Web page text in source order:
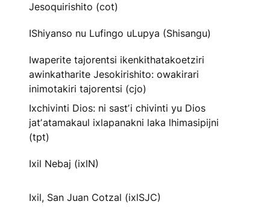
Jesoquirishito (cot)
IShiyanso nu Lufingo uLupya (Shisangu)
Iwaperite tajorentsi ikenkithatakoetziri
awinkatharite Jesokirishito: owakirari
inimotakiri tajorentsi (cjo)
Ixchivinti Dios: ni sastʼi chivinti yu Dios
jatʼatamakaul ixlapanakni laka lhimasipijni
(tpt)
Ixil Nebaj (ixlN)
Ixil, San Juan Cotzal (ixlSJC)